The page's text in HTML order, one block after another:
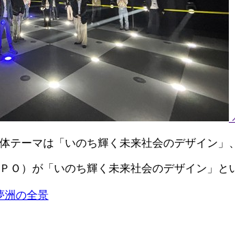
テーマは「いのち輝く未来社会のデザイ
Ｏ）が「いのち輝く未来社会のデザイン」と
洲の全景